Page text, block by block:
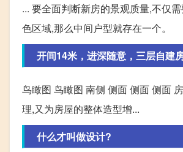
... 要全面判断新房的景观质量,不仅
色区域,那么中间户型就存在一个。
开间14米，进深随意，三层自建
鸟瞰图 鸟瞰图 南侧 侧面 侧面 侧面
理,又为房屋的整体造型增...
什么才叫做设计?